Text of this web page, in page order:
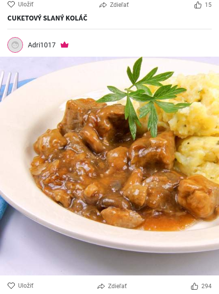
Uložiť Zdieľať 15
CUKETOVÝ SLANÝ KOLÁČ
Adri1017
Uložiť Zdieľať 294